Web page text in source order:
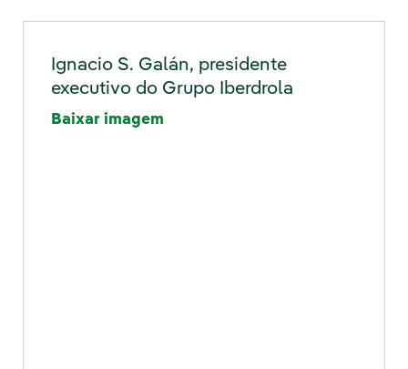
Ignacio S. Galán, presidente
executivo do Grupo Iberdrola
Baixar imagem